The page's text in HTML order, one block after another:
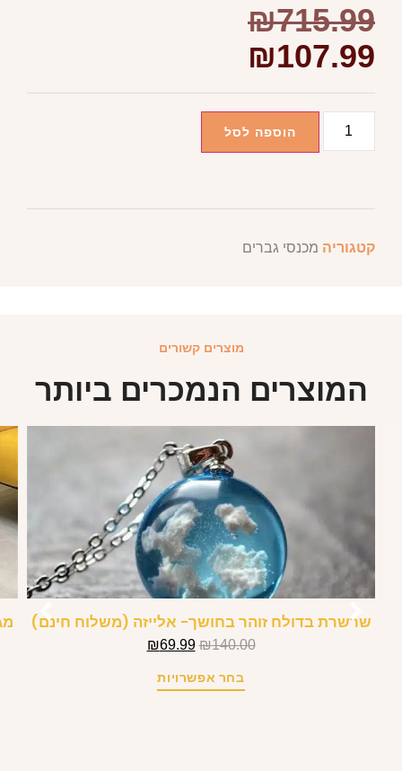
₪715.99
₪107.99
הוספה לסל
קטגוריה מכנסי גברים
מוצרים קשורים
המוצרים הנמכרים ביותר
שרשרת בדולח זוהר בחושך- אלייזה (משלוח חינם)
₪140.00
₪69.99
בחר אפשרויות